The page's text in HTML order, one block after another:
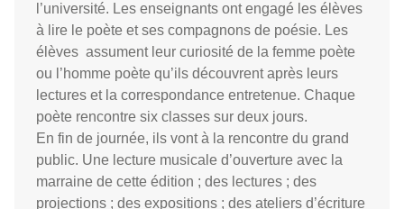
l’université. Les enseignants ont engagé les élèves
à lire le poète et ses compagnons de poésie. Les
élèves assument leur curiosité de la femme poète
ou l’homme poète qu’ils découvrent après leurs
lectures et la correspondance entretenue. Chaque
poète rencontre six classes sur deux jours.
En fin de journée, ils vont à la rencontre du grand
public. Une lecture musicale d’ouverture avec la
marraine de cette édition ; des lectures ; des
projections ; des expositions ; des ateliers d’écriture